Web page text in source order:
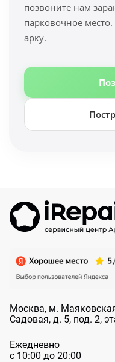
позвоните нам
парковочное
арку.
Москва, м.
Садовая, д. 5, под. 2,
Ежедневно
с 10:00 до 20:00